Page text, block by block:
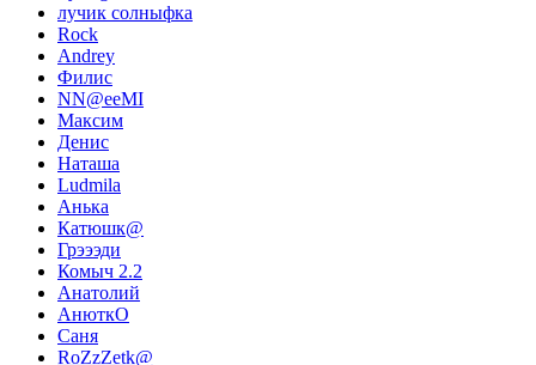
лучик солныфка
Rock
Andrey
Филис
NN@eeMI
Максим
Денис
Наташа
Ludmila
Анька
Катюшк@
Грэээди
Комыч 2.2
Анатолий
АнюткО
Саня
RoZzZetk@